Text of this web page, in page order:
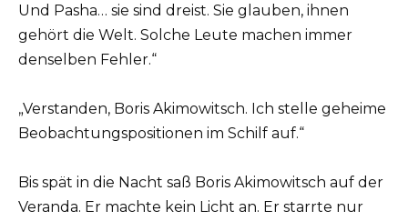
Und Pasha… sie sind dreist. Sie glauben, ihnen
gehört die Welt. Solche Leute machen immer
denselben Fehler.“
„Verstanden, Boris Akimowitsch. Ich stelle geheime
Beobachtungspositionen im Schilf auf.“
Bis spät in die Nacht saß Boris Akimowitsch auf der
Veranda. Er machte kein Licht an. Er starrte nur